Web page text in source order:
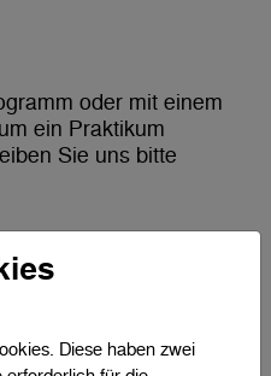
oder mit einem
ein Praktikum
Sie uns bitte
Diese haben zwei